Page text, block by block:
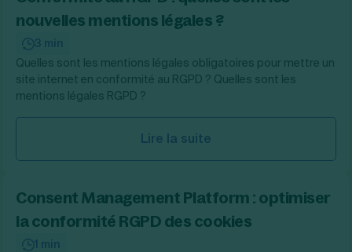
nouvelles mentions légales ?
3 min
Quelles sont les mentions légales obligatoires pour mettre un
site internet en conformité au RGPD ? Quelles sont les
mentions légales RGPD ?
Lire la suite
Consent Management Platform : optimiser
la conformité RGPD des cookies
1 min